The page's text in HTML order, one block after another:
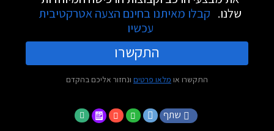
שלנו. קבלו מאיתנו בחינם הצעה אטרקטיבית
עכשיו
התקשרו
התקשרו או מלאו פרטים ונחזור אליכם בהקדם
שתף